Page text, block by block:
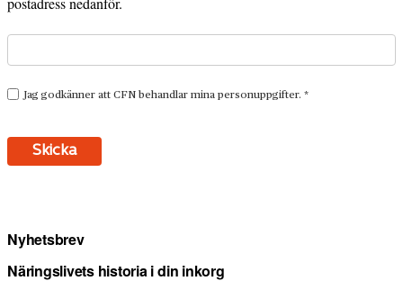
Nyhetsbrev
Näringslivets historia i din inkorg